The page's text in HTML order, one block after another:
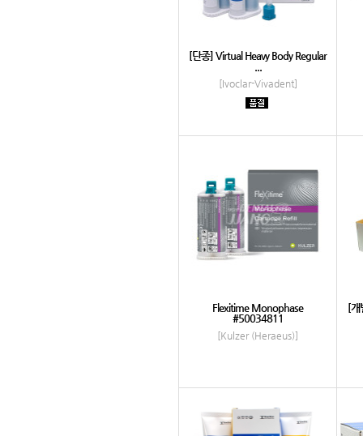
[단종] Virtual Heavy Body Regular
[Ivoclar-Vivadent]
Flexitime Monophase
#50034811
[Kulzer (Heraeus)]
[